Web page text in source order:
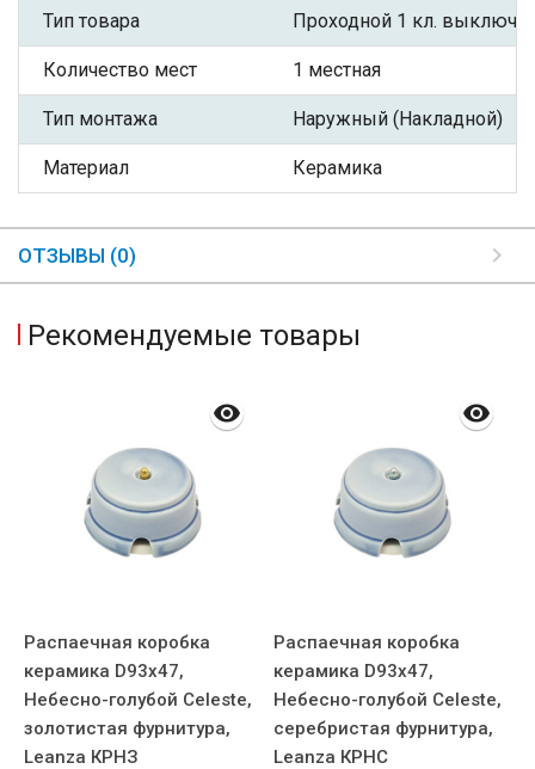
Тип товара Проходной 1 кл.
Количество мест 1 местная
Тип монтажа Наружный (Накладной)
Материал Керамика
ОТЗЫВЫ (0)
Рекомендуемые товары
Распаечная коробка
керамика D93х47,
Небесно-голубой Celeste,
золотистая фурнитура,
Leanza КРНЗ
Распаечная коробка
керамика D93х47,
Небесно-голубой Celeste,
серебристая фурнитура,
Leanza КРНС